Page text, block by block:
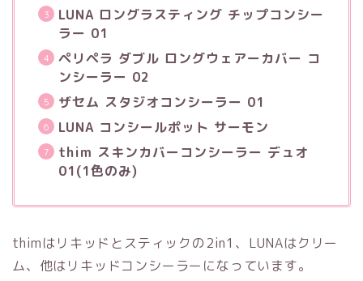
LUNA ロングラスティング チップコンシー
ラー 01
ペリペラ ダブル ロングウェアーカバー コ
ンシーラー 02
ザセム スタジオコンシーラー 01
LUNA コンシールポット サーモン
thim スキンカバーコンシーラー デュオ
01(1色のみ)
thimはリキッドとスティックの2in1、LUNAはクリー
ム、他はリキッドコンシーラーになっています。